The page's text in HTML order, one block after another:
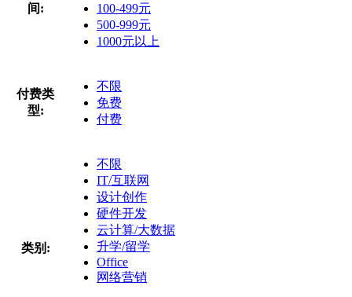
间:
100-499元
500-999元
1000元以上
付费类
型:
不限
免费
付费
类别:
不限
IT/互联网
设计创作
硬件开发
云计算/大数据
升学/留学
Office
网络营销